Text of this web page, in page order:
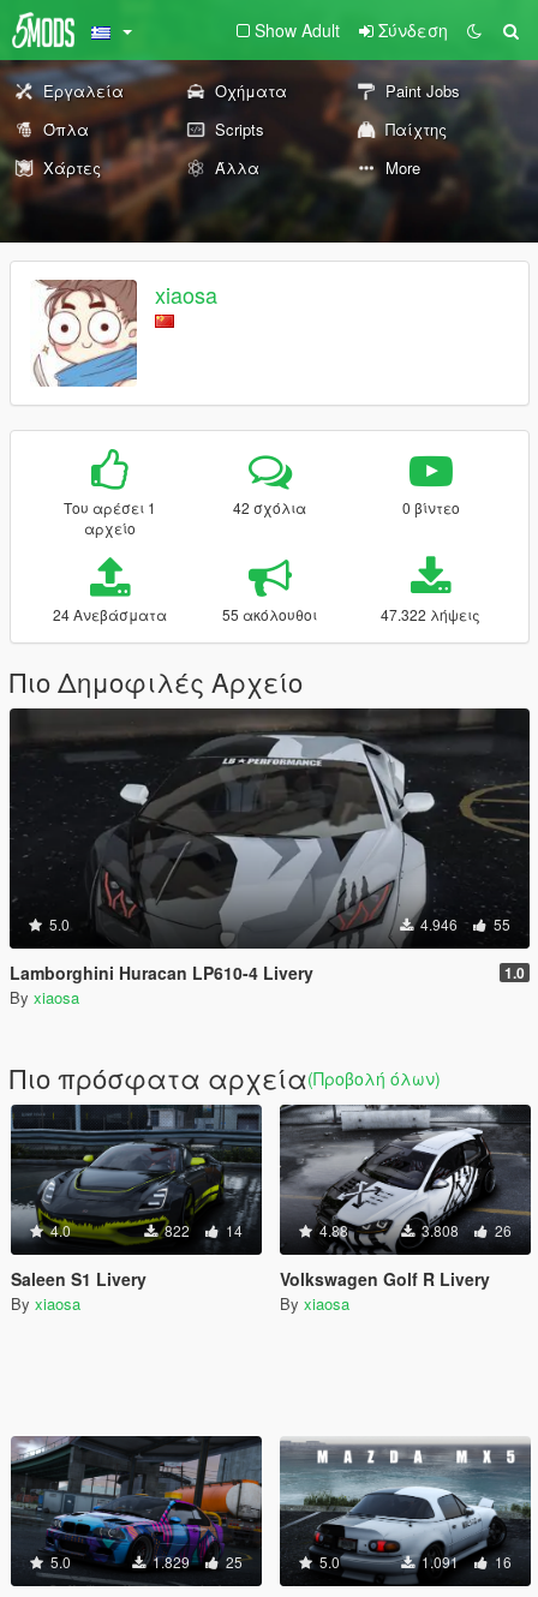
Show Adult Σύνδεση
Εργαλεία Οχήματα
Paint Jobs
Όπλα
Scripts
Παίχτης
Χάρτες
Άλλα More
xiaosa
Του αρέσει 1
αρχείο
42 σχόλια 0 βίντεο
24 Ανεβάσματα 55 ακόλουθοι 47.322 λήψεις
Πιο Δημοφιλές Αρχείο
5.0 4.946 55
Lamborghini Huracan LP610-4 Livery 1.0
By xiaosa
Πιο πρόσφατα αρχεία(Προβολή όλων)
4.0 822 14
Saleen S1 Livery
By xiaosa
4.88 3.808 26
Volkswagen Golf R Livery
By xiaosa
5.0 1.829 25 5.0 1.091 16